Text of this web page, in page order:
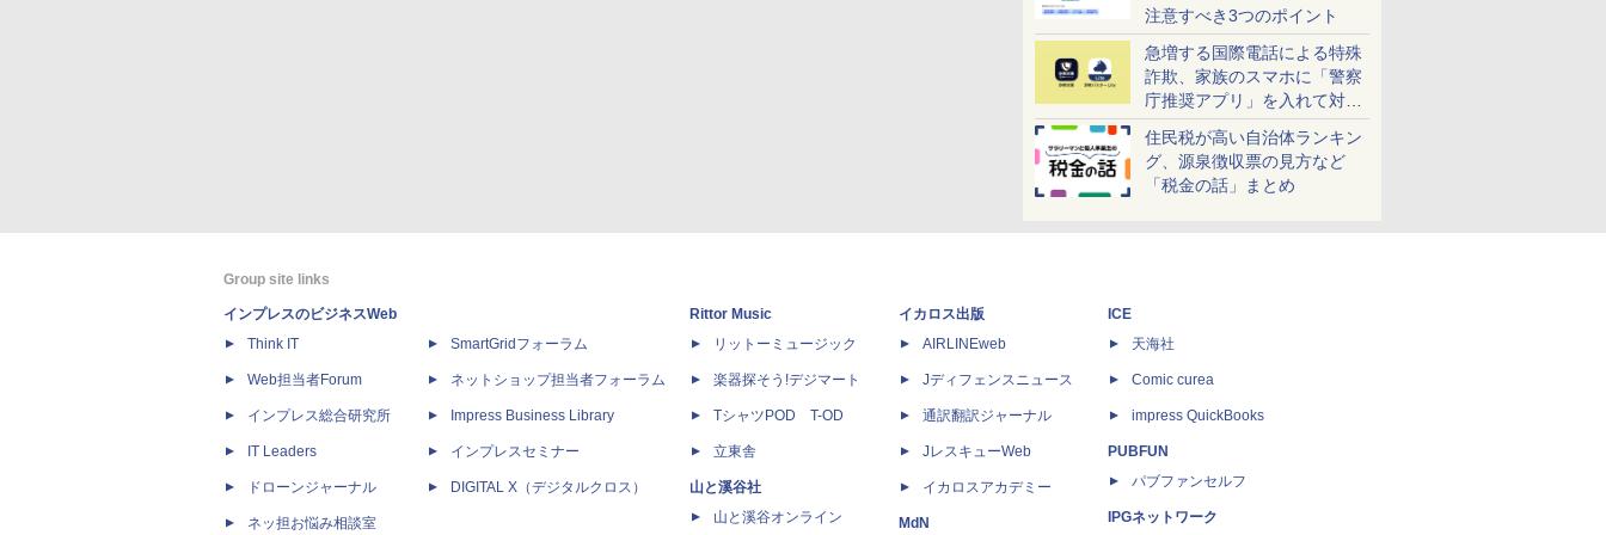
注意すべき3つのポイント
急増する国際電話による特殊
詐欺、家族のスマホに「警察
庁推奨アプリ」を入れて対策
しよう！
住民税が高い自治体ランキン
グ、源泉徴収票の見方など
「税金の話」まとめ
Group site links
インプレスのビジネスWeb
Think IT
Web担当者Forum
インプレス総合研究所
IT Leaders
ドローンジャーナル
ネッ担お悩み相談室
SmartGridフォーラム
ネットショップ担当者フォーラム
Impress Business Library
インプレスセミナー
DIGITAL X（デジタルクロス）
Rittor Music
リットーミュージック
楽器探そう!デジマート
TシャツPOD T-OD
立東舎
山と溪谷社
山と溪谷オンライン
イカロス出版
AIRLINEweb
Jディフェンスニュース
通訳翻訳ジャーナル
JレスキューWeb
イカロスアカデミー
MdN
ICE
天海社
Comic curea
impress QuickBooks
PUBFUN
パブファンセルフ
IPGネットワーク